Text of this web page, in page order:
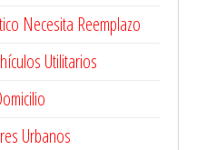
Necesita Reemplazo
Utilitarios
Urbanos